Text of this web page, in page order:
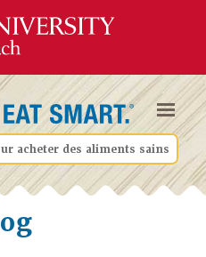
acheter des aliments sains